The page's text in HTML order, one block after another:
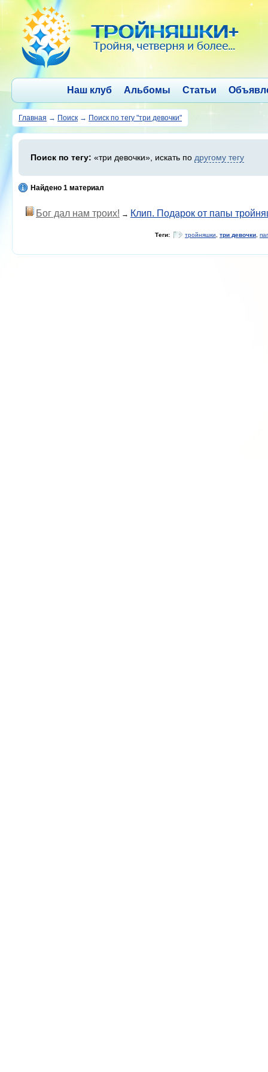
Наш клуб Альбомы Статьи
Главная → Поиск → Поиск по тегу "три девочки"
Поиск по тегу: «три девочки», искать по другому тегу
Найдено 1 материал
Бог дал нам троих! → Клип. Подарок от папы
Теги: тройняшки три девочки